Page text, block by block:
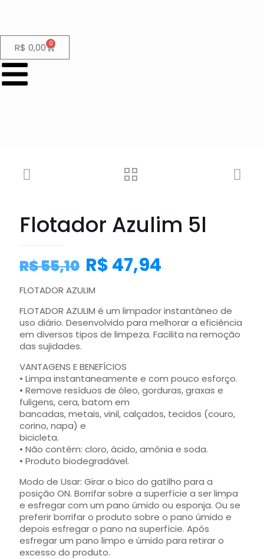
R$ 0,00 0
Flotador Azulim 5l
R$55,10 R$47,94
FLOTADOR AZULIM
FLOTADOR AZULIM é um limpador instantâneo de
uso diário. Desenvolvido para melhorar a eficiência
em diversos tipos de limpeza. Facilita na remoção
das sujidades.
VANTAGENS E BENEFÍCIOS
• Limpa instantaneamente e com pouco esforço.
• Remove resíduos de óleo, gorduras, graxas e
fuligens, cera, batom em
bancadas, metais, vinil, calçados, tecidos (couro,
corino, napa) e
bicicleta.
• Não contém: cloro, ácido, amônia e soda.
• Produto biodegradável.
Modo de Usar: Girar o bico do gatilho para a
posição ON. Borrifar sobre a superfície a ser limpa
e esfregar com um pano úmido ou esponja. Ou se
preferir borrifar o produto sobre o pano úmido e
depois esfregar o pano na superfície. Após
esfregar um pano limpo e úmido para retirar o
excesso do produto.